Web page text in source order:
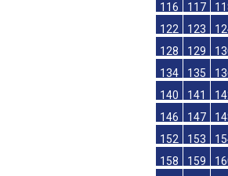
116
117
122
123
128
129
134
135
140
141
146
147
152
153
158
159